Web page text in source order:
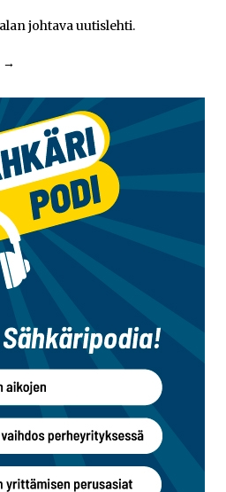
johtava uutislehti.
→